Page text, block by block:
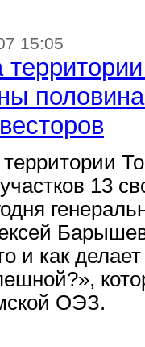
15:05
13
Барышев
и как
ОЭЗ.